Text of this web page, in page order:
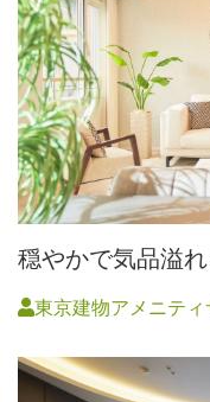
穏やかで気品溢れ
東京建物アメニティ